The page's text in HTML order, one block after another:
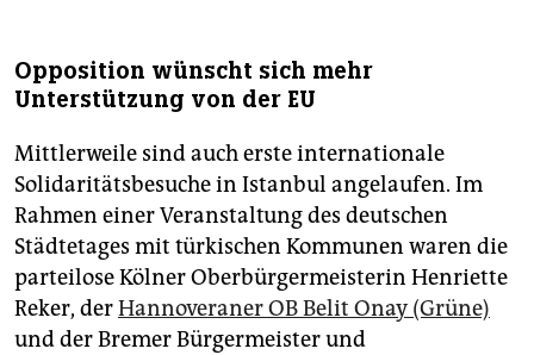
Opposition wünscht sich mehr
Unterstützung von der EU
Mittlerweile sind auch erste internationale
Solidaritätsbesuche in Istanbul angelaufen. Im
Rahmen einer Veranstaltung des deutschen
Städtetages mit türkischen Kommunen waren die
parteilose Kölner Oberbürgermeisterin Henriette
Reker, derHannoveraner OB Belit Onay (Grüne)
und der Bremer Bürgermeister und